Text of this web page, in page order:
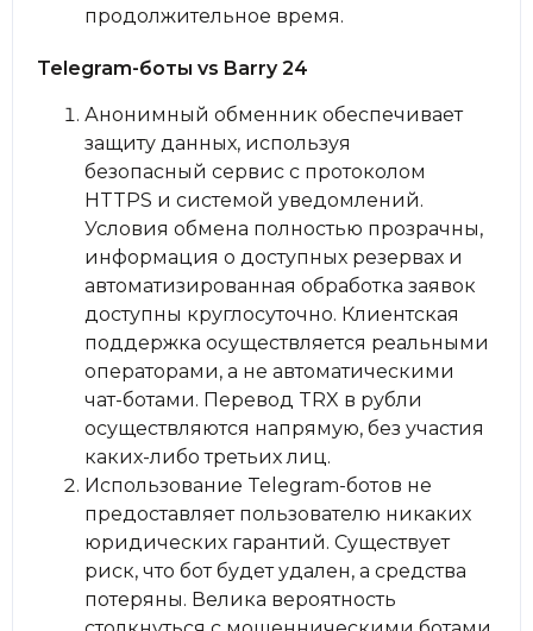
продолжительное время.
Telegram-боты vs Barry 24
Анонимный обменник обеспечивает
защиту данных, используя
безопасный сервис с протоколом
HTTPS и системой уведомлений.
Условия обмена полностью прозрачны,
информация о доступных резервах и
автоматизированная обработка заявок
доступны круглосуточно. Клиентская
поддержка осуществляется реальными
операторами, а не автоматическими
чат-ботами. Перевод TRX в рубли
осуществляются напрямую, без участия
каких-либо третьих лиц.
Использование Telegram-ботов не
предоставляет пользователю никаких
юридических гарантий. Существует
риск, что бот будет удален, а средства
потеряны. Велика вероятность